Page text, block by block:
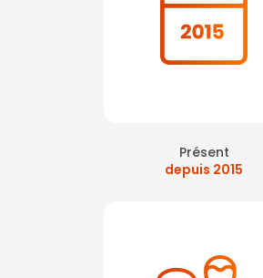
Présent
depuis 2015